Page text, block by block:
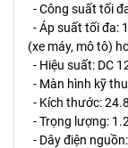
- Công suất tối
- Áp suất tối đa:
(xe máy, mô tô)
- Hiệu suất: DC
- Màn hình kỹ
- Kích thước:
- Trọng lượng:
- Dây điện